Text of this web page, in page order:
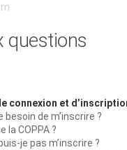
questions
connexion et
besoin de m’inscrire ?
la COPPA ?
je pas m’inscrire ?